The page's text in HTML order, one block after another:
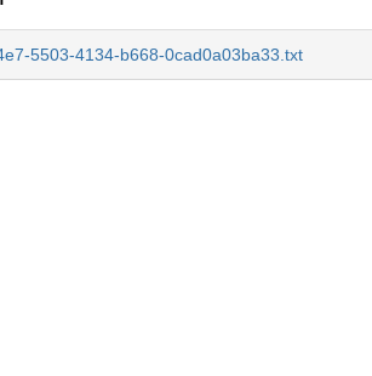
5503-4134-b668-0cad0a03ba33.txt